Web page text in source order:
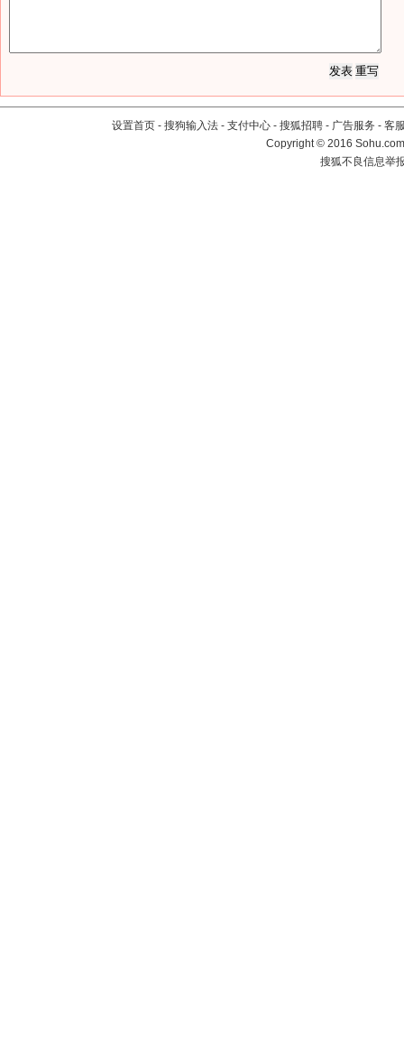
设置首页 - 搜狗输入法 - 支付中心 - 搜狐招聘 - 广告服务 - 客
Copyright©2016
搜狐不良信息举